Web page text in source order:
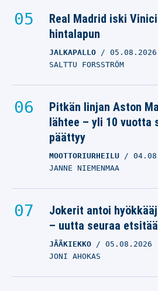
Real Madrid iski
hintalapun
JALKAPALLO 05.08.2026
SALTTU FORSSTRÖM
Pitkän linjan Aston
lähtee – yli 10 vuotta
päättyy
MOOTTORIURHEILU
JANNE NIEMENMAA
Jokerit antoi
– uutta seuraa
JÄÄKIEKKO 05.08.2026
JONI AHOKAS